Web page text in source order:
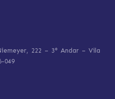
222 – 3° Andar – Vila
049